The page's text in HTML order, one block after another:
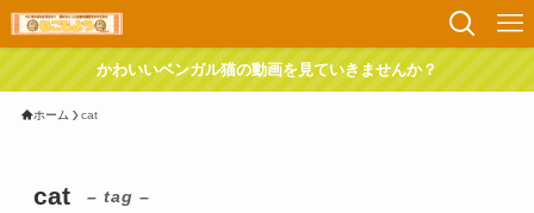
かわいいベンガル猫の動画を見ていきませんか？
ホーム cat
cat – tag –